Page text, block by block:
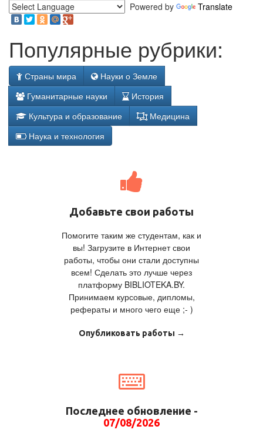
Powered by Translate
Популярные рубрики:
Страны мира
Науки о Земле
Гуманитарные науки
История
Культура и образование
Медицина
Наука и технология
Добавьте свои работы
Помогите таким же студентам, как и
вы! Загрузите в Интернет свои
работы, чтобы они стали доступны
всем! Сделать это лучше через
платформу BIBLIOTEKA.BY.
Принимаем курсовые, дипломы,
рефераты и много чего еще ;- )
Опубликовать работы →
Последнее обновление -
07/08/2026